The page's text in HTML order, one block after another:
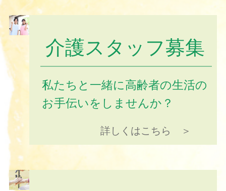
介護スタッフ募集
私たちと一緒に高齢者の生活の
お手伝いをしませんか？
詳しくはこちら ＞